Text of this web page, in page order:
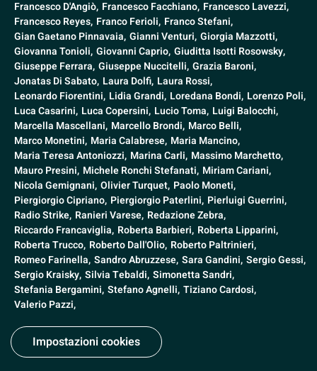
Francesco D'Angiò, Francesco Facchiano, Francesco Lavezzi,
Francesco Reyes, Franco Ferioli, Franco Stefani,
Gian Gaetano Pinnavaia, Gianni Venturi, Giorgia Mazzotti,
Giovanna Tonioli, Giovanni Caprio, Giuditta Isotti Rosowsky,
Giuseppe Ferrara, Giuseppe Nuccitelli, Grazia Baroni,
Jonatas Di Sabato, Laura Dolfi, Laura Rossi,
Leonardo Fiorentini, Lidia Grandi, Loredana Bondi, Lorenzo Poli,
Luca Casarini, Luca Copersini, Lucio Toma, Luigi Balocchi,
Marcella Mascellani, Marcello Brondi, Marco Belli,
Marco Monetini, Maria Calabrese, Maria Mancino,
Maria Teresa Antoniozzi, Marina Carli, Massimo Marchetto,
Mauro Presini, Michele Ronchi Stefanati, Miriam Cariani,
Nicola Gemignani, Olivier Turquet, Paolo Moneti,
Piergiorgio Cipriano, Piergiorgio Paterlini, Pierluigi Guerrini,
Radio Strike, Ranieri Varese, Redazione Zebra,
Riccardo Francaviglia, Roberta Barbieri, Roberta Lipparini,
Roberta Trucco, Roberto Dall'Olio, Roberto Paltrinieri,
Romeo Farinella, Sandro Abruzzese, Sara Gandini, Sergio Gessi,
Sergio Kraisky, Silvia Tebaldi, Simonetta Sandri,
Stefania Bergamini, Stefano Agnelli, Tiziano Cardosi,
Valerio Pazzi,
Impostazioni cookies